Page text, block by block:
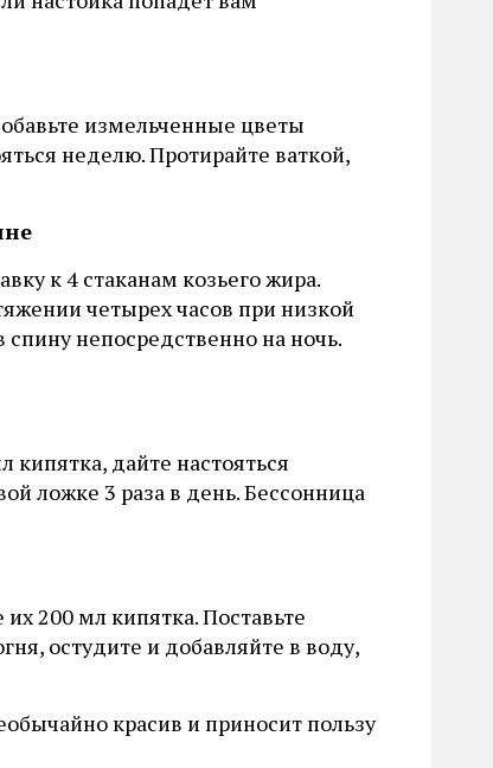
измельченные цветы
неделю. Протирайте ваткой,
к 4 стаканам козьего жира.
четырех часов при низкой
непосредственно на ночь.
дайте настояться
ложке 3 раза в день. Бессонница
200 мл кипятка. Поставьте
остудите и добавляйте в воду,
красив и приносит пользу